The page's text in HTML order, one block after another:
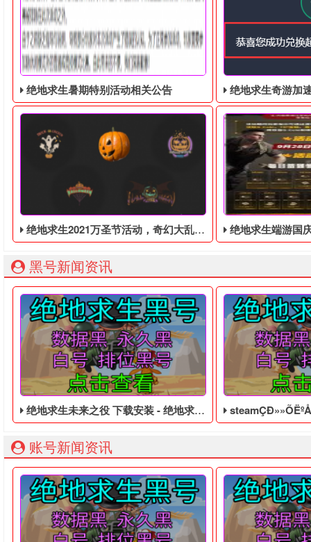
绝地求生暑期特别活动相关公告 绝地求生奇游加速器免
绝地求生2021万圣节活动，奇幻大乱斗回归，还有新皮肤和新地图 绝地求生端游国庆节的终极白嫖活
黑号新闻资讯
绝地求生未来之役 下载安装 - 绝地求生低价的临时黑号
账号新闻资讯